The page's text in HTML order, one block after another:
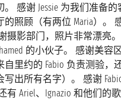
感谢 Jessie 为我们准备的
照顾（有两位 Maria）。
摄影部门，照片非常漂亮
的小伙子。 感谢美容
自里约的 Fabio 负责测验，
写出所有名字）。 感谢
有 Ariel、Ignazio 和他们的